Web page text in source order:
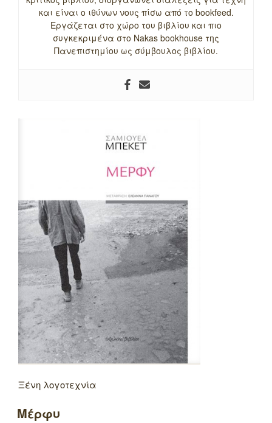
και είναι ο ιθύνων νους πίσω από το bookfeed.
Εργάζεται στο χώρο του βιβλίου και πιο
συγκεκριμένα στο Nakas bookhouse της
Πανεπιστημίου ως σύμβουλος βιβλίου.
Ξένη λογοτεχνία
Μέρφυ